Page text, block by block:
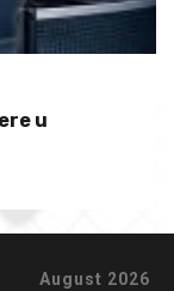
u
August 2026